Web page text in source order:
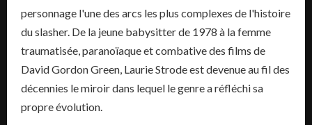
personnage l'une des arcs les plus complexes de l'histoire
du slasher. De la jeune babysitter de 1978 à la femme
traumatisée, paranoïaque et combative des films de
David Gordon Green, Laurie Strode est devenue au fil des
décennies le miroir dans lequel le genre a réfléchi sa
propre évolution.